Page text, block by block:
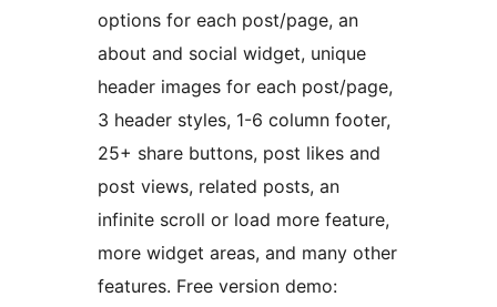
options for each post/page, an
about and social widget, unique
header images for each post/page,
3 header styles, 1-6 column footer,
25+ share buttons, post likes and
post views, related posts, an
infinite scroll or load more feature,
more widget areas, and many other
features. Free version demo: